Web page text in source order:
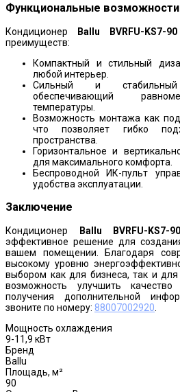
Функциональные
Кондиционер Ballu BVRFU-KS7-90
преимуществ:
Компактный и стильный
любой интерьер.
Сильный и
обеспечивающий
температуры.
Возможность монтажа как
что позволяет гибко
пространства.
Горизонтальное и
для максимального комфорта.
Беспроводной ИК-пульт
удобства эксплуатации.
Заключение
Кондиционер Ballu BVRFU-KS7-90
эффективное решение для
вашем помещении. Благодаря
высокому уровню
выбором как для бизнеса, так и для
возможность улучшить
получения дополнительной
звоните по номеру: 88007002920
Мощность охлаждения
9-11,9 кВт
Бренд
Ballu
Площадь, м²
90